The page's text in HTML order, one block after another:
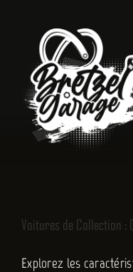
À PROPOS
CONTACT
Voitures de Collection :
Explorez les